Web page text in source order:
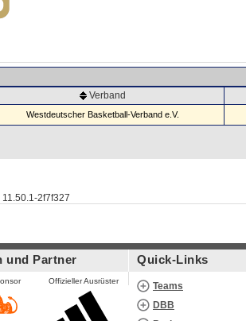
Verband
Westdeutscher Basketball-Verband e.V.
2f7f327
und Partner
Offizieller Ausrüster
Quick-Links
Teams
DBB